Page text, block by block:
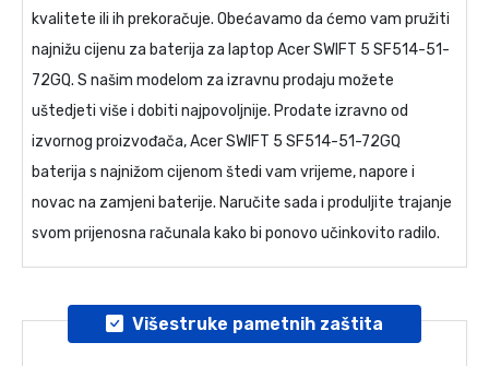
kvalitete ili ih prekoračuje. Obećavamo da ćemo vam pružiti
najnižu cijenu za baterija za laptop Acer SWIFT 5 SF514-51-
72GQ. S našim modelom za izravnu prodaju možete
uštedjeti više i dobiti najpovoljnije. Prodate izravno od
izvornog proizvođača,Acer SWIFT 5 SF514-51-72GQ
baterija s najnižom cijenom štedi vam vrijeme, napore i
novac na zamjeni baterije. Naručite sada i produljite trajanje
svom prijenosna računala kako bi ponovo učinkovito radilo.
Višestruke pametnih zaštita